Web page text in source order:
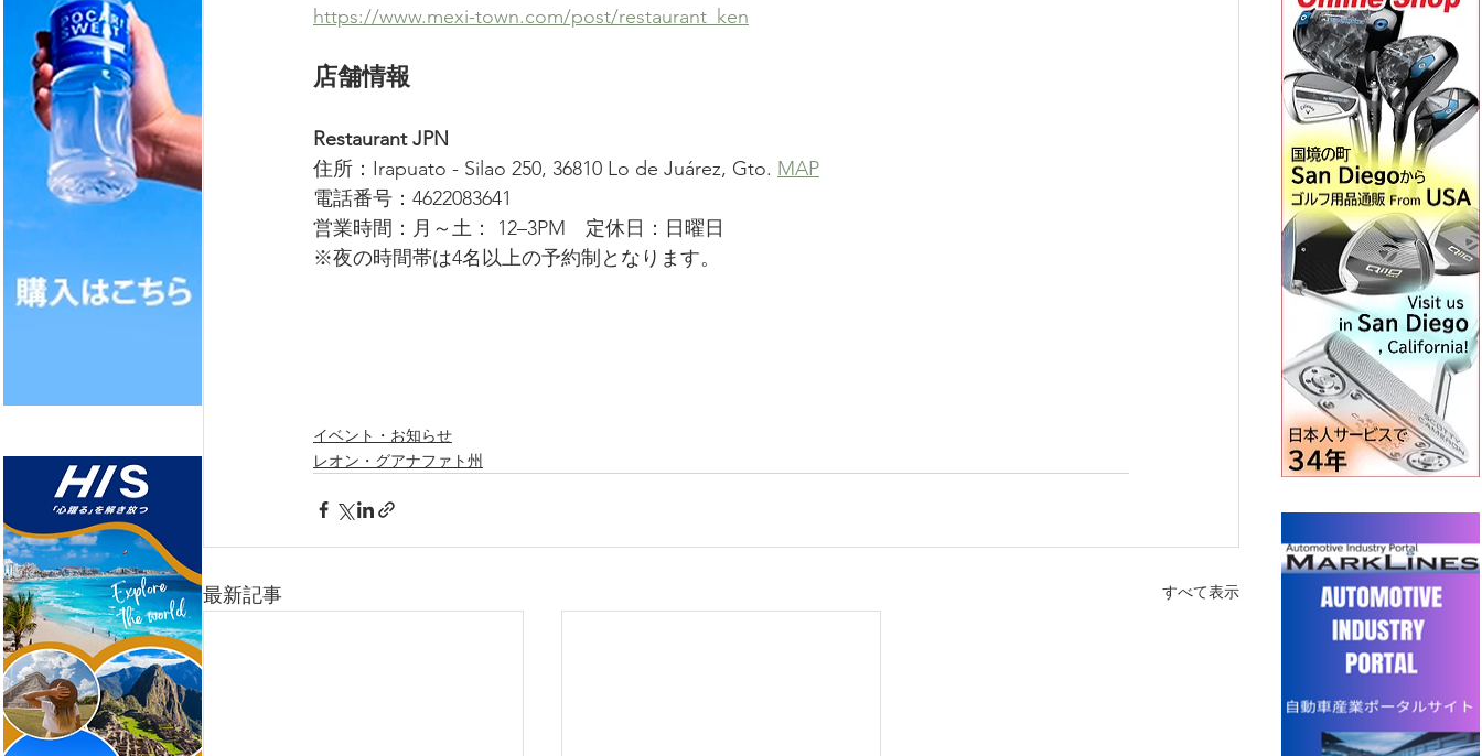
https://www.mexi-town.com/post/restaurant_ken
店舗情報
Restaurant JPN
住所：Irapuato - Silao 250, 36810 Lo de Juárez, Gto. MAP
電話番号：4622083641
営業時間：月～土： 12–3PM　定休日：日曜日
※夜の時間帯は4名以上の予約制となります。
イベント・お知らせ
レオン・グアナファト州
最新記事 すべて表示